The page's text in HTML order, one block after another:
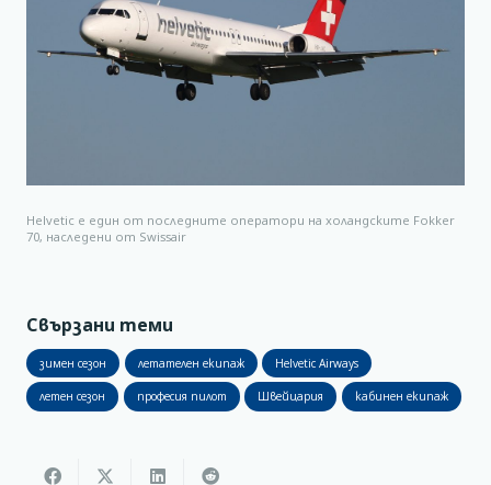
Helvetic е един от последните оператори на холандските Fokker
70, наследени от Swissair
Свързани теми
зимен сезон летателен екипаж Helvetic Airways
летен сезон професия пилот Швейцария кабинен екипаж